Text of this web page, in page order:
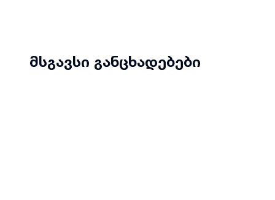
მსგავსი განცხადებები